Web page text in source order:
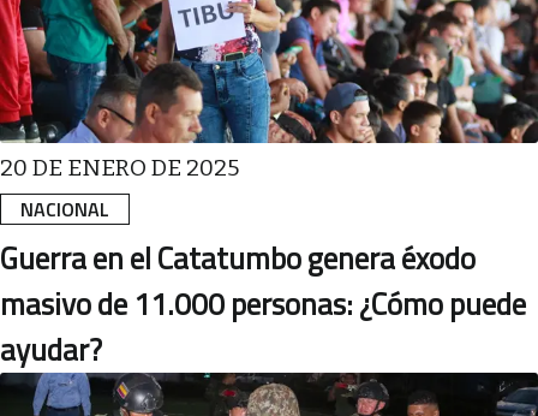
NACIONAL
20 DE ENERO DE 2025
Guerra en el Catatumbo genera éxodo
masivo de 11.000 personas: ¿Cómo puede
ayudar?